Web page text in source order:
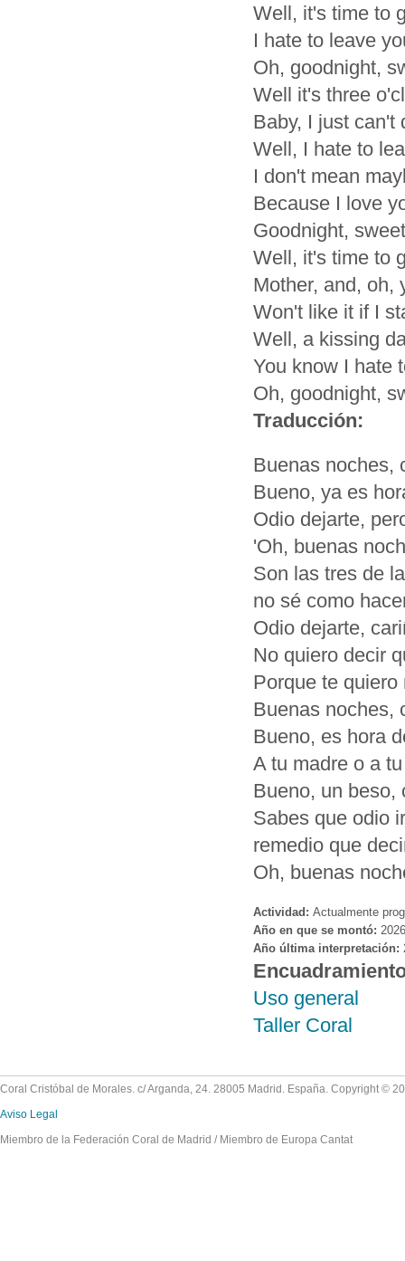
Well, it's time to
I hate to leave
Oh, goodnight,
Well it's three
Baby, I just can't
Well, I hate to
I don't mean
Because I love
Goodnight,
Well, it's time to
Mother, and, oh,
Won't like it if I
Well, a kissing
You know I hate
Oh, goodnight,
Traducción:
Buenas noches,
Bueno, ya es
Odio dejarte,
'Oh, buenas
Son las tres de
no sé como
Odio dejarte,
No quiero decir
Porque te
Buenas noches,
Bueno, es hora
A tu madre o a
Bueno, un
Sabes que odio
remedio que
Oh, buenas
Actividad: Actualmente
Año en que se montó: 2026
Año última interpretación:
Uso general
Taller Coral
Coral Cristóbal de Morales. c/ Arganda, 24. 28005 Madrid. España. Copyright ©
Aviso Legal
Miembro de la Federación Coral de Madrid / Miembro de Europa Cantat